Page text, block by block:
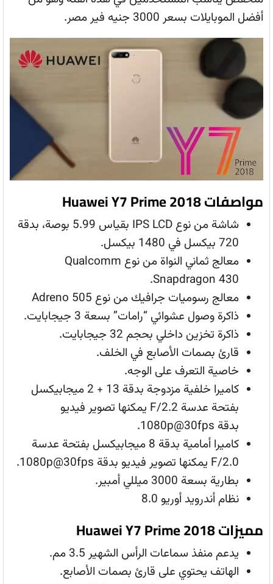
أفضل الموبايلات بسعر 3000 جنيه فير مصر.
مواصفات Huawei Y7 Prime 2018
شاشة من نوع IPS LCD بقياس 5.99 بوصة، بدقة
720 بيكسل في 1480 بيكسل.
معالج ثماني النواة من نوع Qualcomm
Snapdragon 430.
معالج رسوميات جرافيك من نوع Adreno 505
ذاكرة وصول عشوائي “رامات” بسعة 3 جيجابايت.
ذاكرة تخزين داخلي بحجم 32 جيجابايت.
قارئ بصمات الأصابع في الخلف.
خاصية التعرف على الوجه.
كاميرا خلفية مزدوجة بدقة 13 + 2 ميجابيكسل
بفتحة عدسة F/2.2 يمكنها تصوير فيديو
بدقة 1080p@30fps.
كاميرا أمامية بدقة 8 ميجابيكسل بفتحة عدسة
F/2.0 يمكنها تصوير فيديو بدقة 1080p@30fps.
بطارية بسعة 3000 ميللي أمبير.
نظام أندرويد أوريو 8.0
مميزات Huawei Y7 Prime 2018
يدعم منفذ سماعات الرأس الشهير 3.5 مم.
الهاتف يحتوي على قارئ بصمات الأصابع.